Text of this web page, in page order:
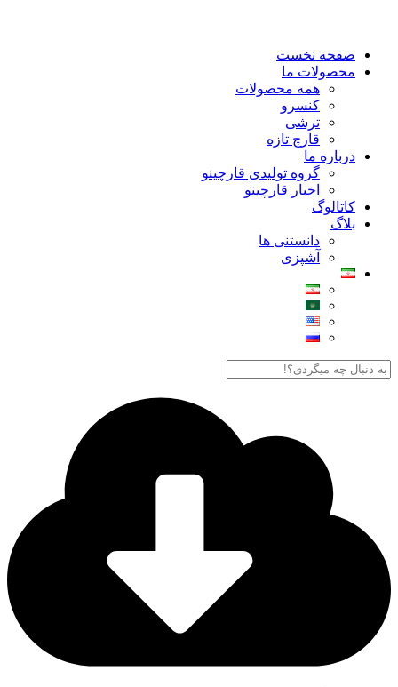
صفحه نخست
محصولات ما
همه محصولات
کنسرو
ترشی
قارچ تازه
درباره ما
گروه تولیدی قارچینو
اخبار قارچینو
کاتالوگ
بلاگ
دانستنی ها
آشپزی